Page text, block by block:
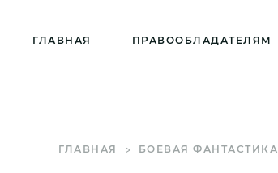
ГЛАВНАЯ ПРАВООБЛАДАТЕЛЯМ
ГЛАВНАЯ БОЕВАЯ ФАНТАСТИКА